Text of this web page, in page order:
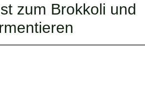
zum Brokkoli und